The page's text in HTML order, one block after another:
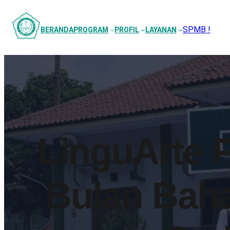
BERANDAPROGRAM PROFIL LAYANAN SPMB !
LinguArte
Bulan